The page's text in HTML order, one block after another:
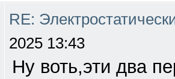
RE:
2025 13:43
Ну воть,эти два